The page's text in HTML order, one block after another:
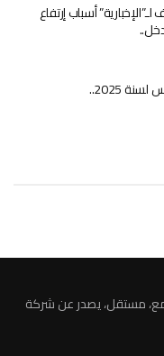
أسباب إرتفاع
2025..
مستقل، يصدر عن شركة